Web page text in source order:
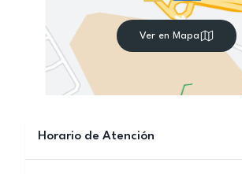
Ver en Mapa
Horario de Atención